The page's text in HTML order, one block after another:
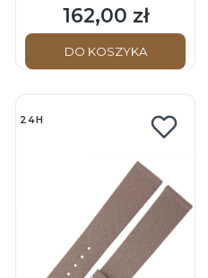
Skórzany pasek do
zegarka
Cena
162,00 zł
DO KOSZYKA
24H